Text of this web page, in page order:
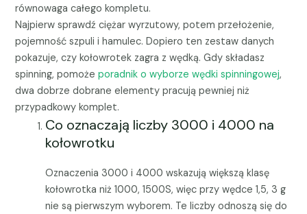
równowaga całego kompletu.
Najpierw sprawdź ciężar wyrzutowy, potem przełożenie,
pojemność szpuli i hamulec. Dopiero ten zestaw danych
pokazuje, czy kołowrotek zagra z wędką. Gdy składasz
spinning, pomożeporadnik o wyborze wędki spinningowej,
dwa dobrze dobrane elementy pracują pewniej niż
przypadkowy komplet.
Co oznaczają liczby 3000 i 4000 na
kołowrotku
Oznaczenia 3000 i 4000 wskazują większą klasę
kołowrotka niż 1000, 1500S, więc przy wędce 1,5, 3 g
nie są pierwszym wyborem. Te liczby odnoszą się do